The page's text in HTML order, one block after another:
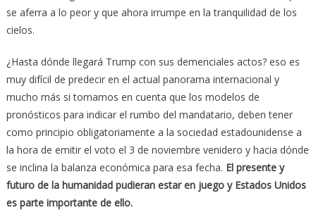
se aferra a lo peor y que ahora irrumpe en la tranquilidad de los
cielos.
¿Hasta dónde llegará Trump con sus demenciales actos? eso es
muy difícil de predecir en el actual panorama internacional y
mucho más si tomamos en cuenta que los modelos de
pronósticos para indicar el rumbo del mandatario, deben tener
como principio obligatoriamente a la sociedad estadounidense a
la hora de emitir el voto el 3 de noviembre venidero y hacia dónde
se inclina la balanza económica para esa fecha. El presente y
futuro de la humanidad pudieran estar en juego y Estados Unidos
es parte importante de ello.